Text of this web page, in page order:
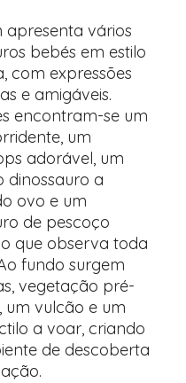
apresenta vários
bebés em estilo
com expressões
e amigáveis.
encontram-se um
um
adorável, um
dinossauro a
ovo e um
de pescoço
que observa toda
fundo surgem
vegetação pré-
um vulcão e um
a voar, criando
de descoberta